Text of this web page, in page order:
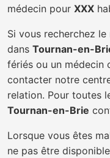
médecin pour XXX
Si vous recherchez
dans Tournan-en-
fériés ou un médecin
contacter notre
relation. Pour toutes
Tournan-en-Brie
Lorsque vous êtes
ne pas être